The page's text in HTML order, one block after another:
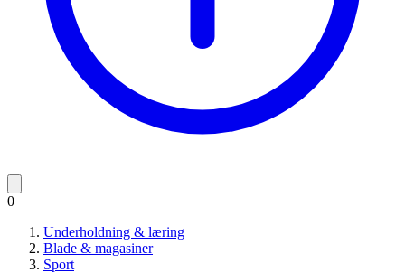
0
Underholdning & læring
Blade & magasiner
Sport